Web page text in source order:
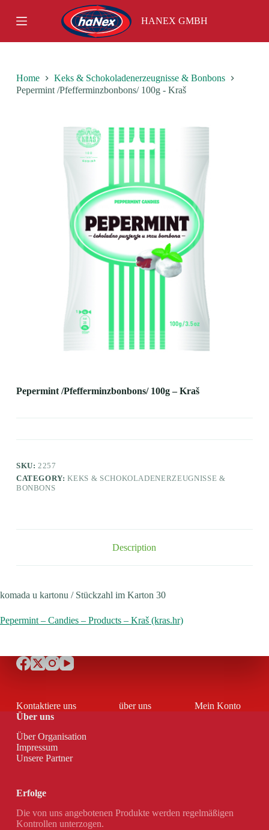
k
p
o
HANEX GMBH
Home
Keks & Schokoladenerzeugnisse & Bonbons
Pepermint /Pfefferminzbonbons/ 100g - Kraš
Pepermint /Pfefferminzbonbons/ 100g – Kraš
SKU: 2257
CATEGORY:KEKS & SCHOKOLADENERZEUGNISSE &
BONBONS
Description
komada u kartonu / Stückzahl im Karton 30
Pepermint – Candies – Products – Kraš (kras.hr)
Kontaktiere uns über uns
Mein Konto
Über uns
Über Organisation
Impressum
Unsere Partner
Erfolge
Die von uns angebotenen Produkte werden regelmäßigen
Kontrollen unterzogen.